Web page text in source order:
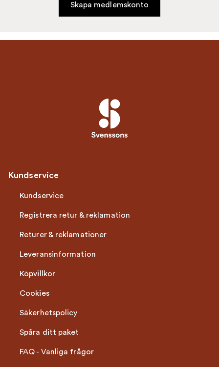
Skapa medlemskonto
Kundservice
Kundservice
Registrera retur & reklamation
Returer & reklamationer
Leveransinformation
Köpvillkor
Cookies
Säkerhetspolicy
Spåra ditt paket
FAQ - Vanliga frågor